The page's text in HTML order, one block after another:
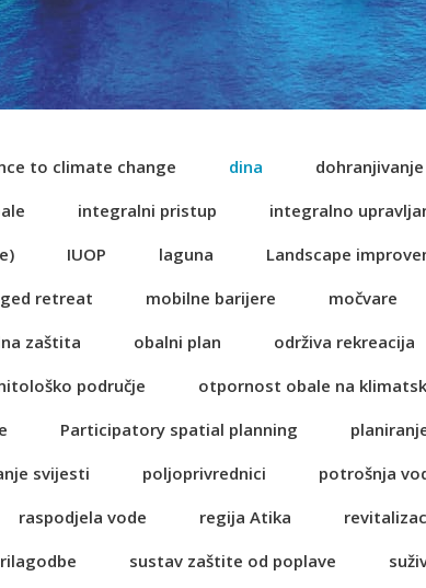
to climate change dina
integralni pristup
integralno
IUOP laguna Landscape
retreat mobilne barijere močvare
zaštita obalni plan održiva rekreacija
područje
otpornost obale na
Participatory spatial planning
svijesti poljoprivrednici potrošnja
raspodjela vode regija Atika
sustav zaštite od poplave